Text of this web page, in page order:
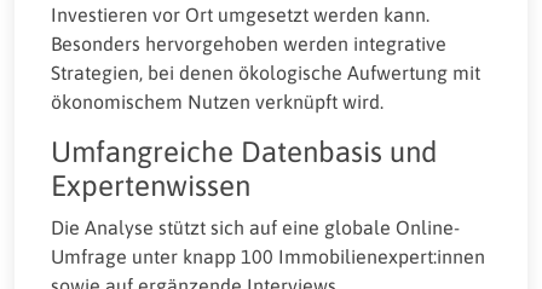
Investieren vor Ort umgesetzt werden kann.
Besonders hervorgehoben werden integrative
Strategien, bei denen ökologische Aufwertung mit
ökonomischem Nutzen verknüpft wird.
Umfangreiche Datenbasis und
Expertenwissen
Die Analyse stützt sich auf eine globale Online-
Umfrage unter knapp 100 Immobilienexpert:innen